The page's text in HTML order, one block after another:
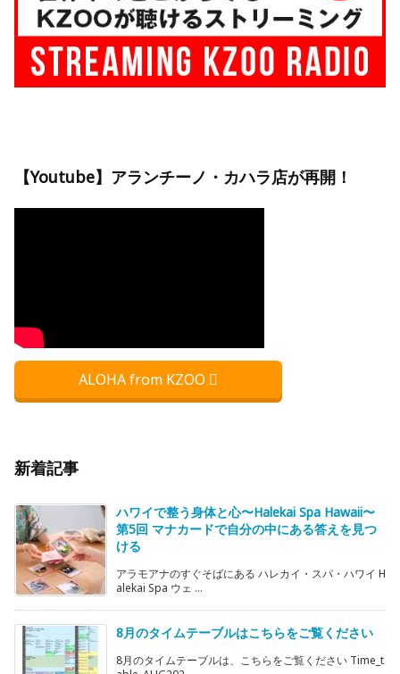
【Youtube】アランチーノ・カハラ店が再開！
ALOHA from KZOO
新着記事
ハワイで整う身体と心〜Halekai Spa Hawaii〜
第5回 マナカードで自分の中にある答えを見つ
ける
アラモアナのすぐそばにある ハレカイ・スパ・ハワイ H
alekai Spa ウェ ...
8月のタイムテーブルはこちらをご覧ください
8月のタイムテーブルは、こちらをご覧ください Time_t